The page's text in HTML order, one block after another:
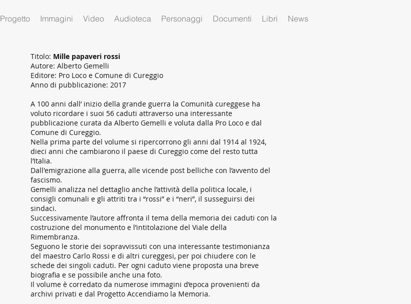
Progetto Immagini Video Audioteca Personaggi Documenti Libri News
Titolo: Mille papaveri rossi
Autore: Alberto Gemelli
Editore: Pro Loco e Comune di Cureggio
Anno di pubblicazione: 2017
A 100 anni dall’ inizio della grande guerra la Comunità cureggese ha
voluto ricordare i suoi 56 caduti attraverso una interessante
pubblicazione curata da Alberto Gemelli e voluta dalla Pro Loco e dal
Comune di Cureggio.
Nella prima parte del volume si ripercorrono gli anni dal 1914 al 1924,
dieci anni che cambiarono il paese di Cureggio come del resto tutta
l’Italia.
Dall'emigrazione alla guerra, alle vicende post belliche con l’avvento del
fascismo.
Gemelli analizza nel dettaglio anche l’attività della politica locale, i
consigli comunali e gli attriti tra i “rossi” e i “neri”, il susseguirsi dei
sindaci.
Successivamente l’autore affronta il tema della memoria dei caduti con la
costruzione del monumento e l’intitolazione del Viale della
Rimembranza.
Seguono le storie dei sopravvissuti con una interessante testimonianza
del maestro Carlo Rossi e di altri cureggesi, per poi chiudere con le
schede dei singoli caduti. Per ogni caduto viene proposta una breve
biografia e se possibile anche una foto.
Il volume è corredato da numerose immagini d’epoca provenienti da
archivi privati e dal Progetto Accendiamo la Memoria.